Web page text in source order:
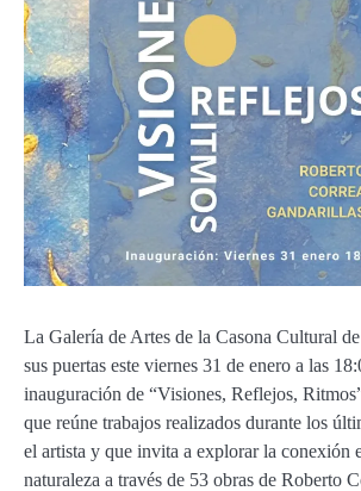
La Galería de Artes de la Casona Cultural
sus puertas este viernes 31 de enero a las
inauguración de “Visiones, Reflejos,
que reúne trabajos realizados durante los
el artista y que invita a explorar la conexión
naturaleza a través de 53 obras de Roberto